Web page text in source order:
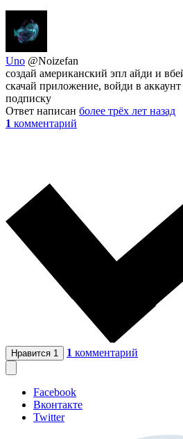
Uno @Noizefan
создай американский эпл айди и
скачай приложение, войди в аккаунт
подписку
Ответ написан более трёх лет назад
1 комментарий
Нравится 1 1 комментарий
Facebook
Вконтакте
Twitter